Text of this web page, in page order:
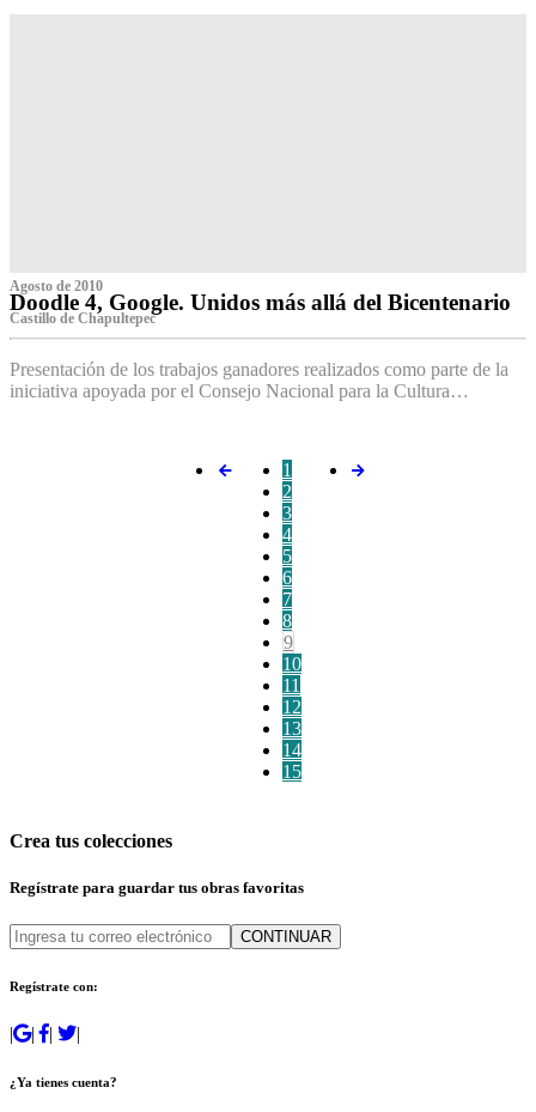
Agosto de 2010
Doodle 4, Google. Unidos más allá del Bicentenario
Castillo de Chapultepec
Presentación de los trabajos ganadores realizados como parte de la
iniciativa apoyada por el Consejo Nacional para la Cultura…
1
2
3
4
5
6
7
8
9
10
11
12
13
14
15
Crea tus colecciones
Regístrate para guardar tus obras favoritas
CONTINUAR
Regístrate con:
| | | |
¿Ya tienes cuenta?